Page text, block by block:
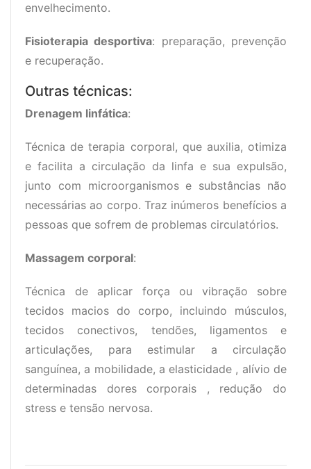
envelhecimento.
Fisioterapia desportiva: preparação, prevenção
e recuperação.
Outras técnicas:
Drenagem linfática:
Técnica de terapia corporal, que auxilia, otimiza
e facilita a circulação da linfa e sua expulsão,
junto com microorganismos e substâncias não
necessárias ao corpo. Traz inúmeros benefícios a
pessoas que sofrem de problemas circulatórios.
Massagem corporal:
Técnica de aplicar força ou vibração sobre
tecidos macios do corpo, incluindo músculos,
tecidos conectivos, tendões, ligamentos e
articulações, para estimular a circulação
sanguínea, a mobilidade, a elasticidade , alívio de
determinadas dores corporais , redução do
stress e tensão nervosa.